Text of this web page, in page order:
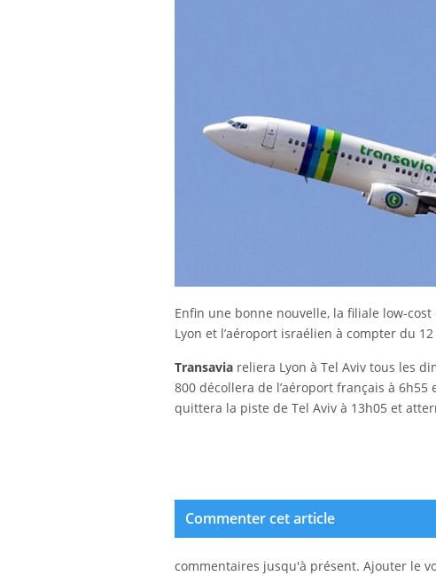
Enfin une bonne nouvelle, la filiale low-
Lyon et l’aéroport israélien à compter du
Transavia reliera Lyon à Tel Aviv tous les
800 décollera de l’aéroport français à
quittera la piste de Tel Aviv à 13h05 et
Commenter cet article
commentaires jusqu'à présent. Ajouter le